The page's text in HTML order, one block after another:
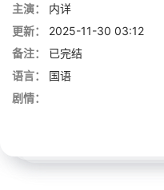
主演：
内详
更新：
2025-11-30 03:12
备注：
已完结
语言：
国语
剧情：